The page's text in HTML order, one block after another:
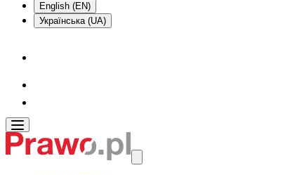
English (EN)
Українська (UA)